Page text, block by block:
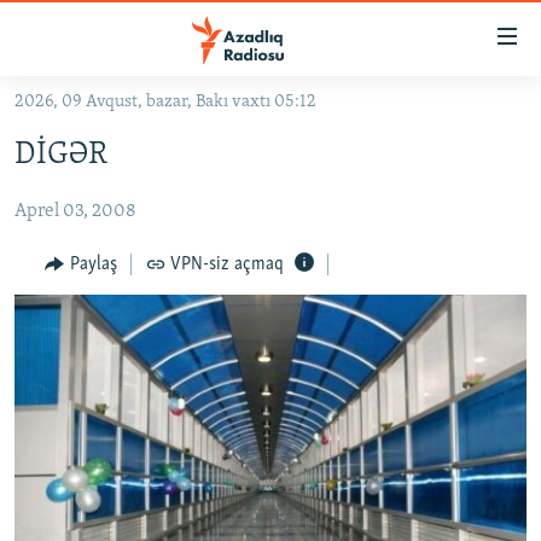
Əsas
qayıt
naviqasiyaya
Axtarışa
keç
KORRUPSIOMETR
#ƏSLINDƏ
FƏRQƏ BAX
QANUNI DOĞRU
ARAŞDIRMA
MULTIMEDIA
VIDEO
FOTOQALEREYA
RADIO ARXIV
OXU ZALI
HAQQIMIZDA
2026, 09 Avqust, bazar, Bakı vaxtı 05:12
DİGƏR
Aprel 03, 2008
Paylaş VPN-siz açmaq